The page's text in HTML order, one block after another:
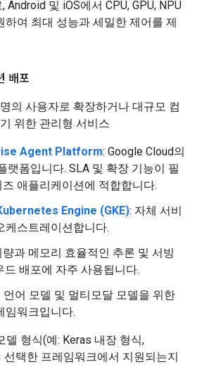
Android 및 iOS에서 CPU, GPU, NPU
하여 최대 성능과 세밀한 제어를 제
배포
의 사용자로 확장하거나 대규모 컴
위한 관리형 서비스
Agent Platform: Google Cloud의
랫폼입니다. SLA 및 확장 기능이 필
애플리케이션에 적합합니다.
Engine (GKE): 자체 서비
케스트레이션합니다.
량과 메모리 효율적인 추론 및 서빙
드 배포에 자주 사용됩니다.
언어 모델 및 멀티모달 모델을 위한
임워크입니다.
델 형식(예: Keras 내장 형식,
선택한 프레임워크에서 지원되는지